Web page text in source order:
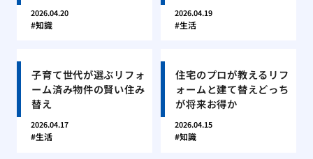
2026.04.20
知識
2026.04.19
生活
子育て世代が選ぶリフォ
ーム済み物件の賢い住み
替え
2026.04.17
生活
住宅のプロが教えるリフ
ォームと建て替えどっち
が将来お得か
2026.04.15
知識